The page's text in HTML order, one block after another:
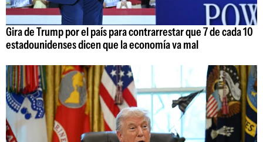
Gira de Trump por el país para contrarrestar que 7 de cada 10
estadounidenses dicen que la economía va mal